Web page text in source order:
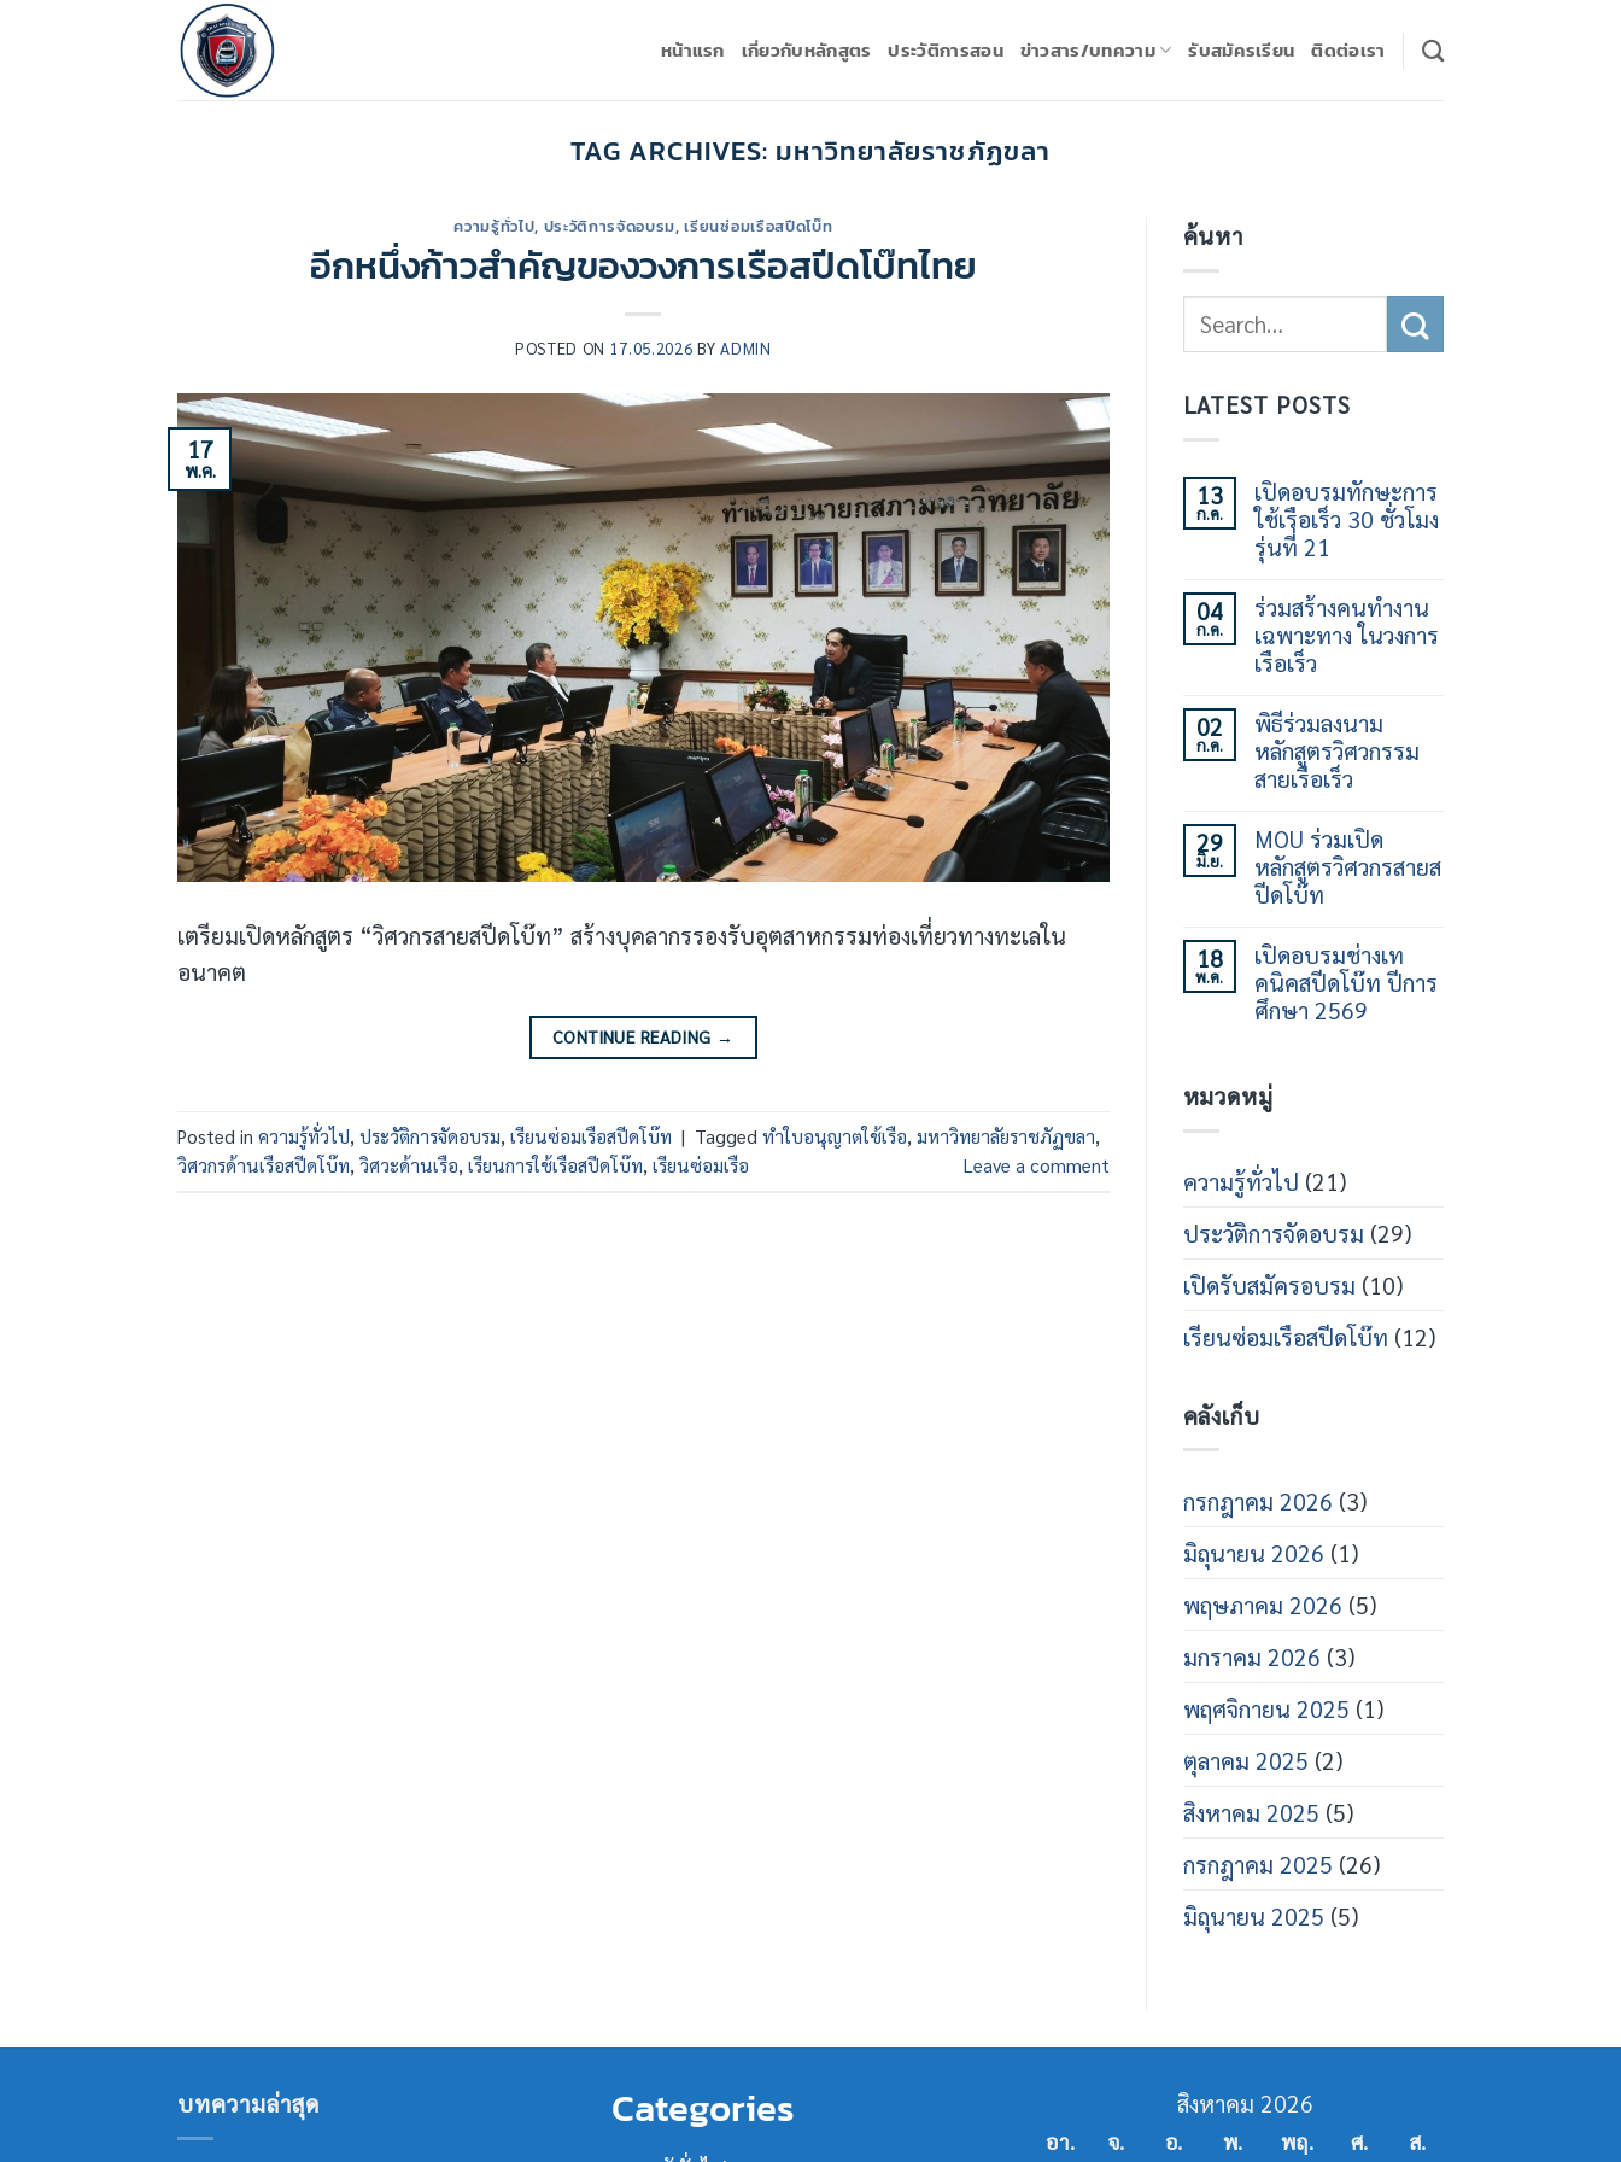
หน้าแรก เกี่ยวกับหลักสูตร ประวัติการสอน ข่าวสาร/บทความ รับสมัครเรียน ติดต่อเรา
TAG ARCHIVES: มหาวิทยาลัยราชภัฏขลา
ความรู้ทั่วไป, ประวัติการจัดอบรม,เรียนซ่อมเรือสปีดโบ๊ท
อีกหนึ่งก้าวสำคัญของวงการเรือสปีดโบ๊ทไทย
POSTED ON 17.05.2026 BYADMIN
17
พ.ค.
เตรียมเปิดหลักสูตร “วิศวกรสายสปีดโบ๊ท” สร้างบุคลากรรองรับอุตสาหกรรมท่องเที่ยวทางทะเลใน
อนาคต
CONTINUE READING →
Posted in ความรู้ทั่วไป, ประวัติการจัดอบรม, เรียนซ่อมเรือสปีดโบ๊ท | Tagged ทำใบอนุญาตใช้เรือ, มหาวิทยาลัยราชภัฏขลา,
วิศวกรด้านเรือสปีดโบ๊ท, วิศวะด้านเรือ, เรียนการใช้เรือสปีดโบ๊ท, เรียนซ่อมเรือ Leave a comment
ค้นหา
LATEST POSTS
13
ก.ค.
เปิดอบรมทักษะการ
ใช้เรือเร็ว 30 ชั่วโมง
รุ่นที่ 21
ความ
เห็น
บน
เปิด
อบรม
การ
ใช้
เรือ
เร็ว
30
ที่
21
04
ก.ค.
ร่วมสร้างคนทำงาน
เฉพาะทาง ในวงการ
เรือเร็ว
ความ
เห็น
บน
ร่วม
สร้าง
เฉพาะ
ทาง
ใน
วงการ
เร็ว
02
ก.ค.
พิธีร่วมลงนาม
หลักสูตรวิศวกรรม
สายเรือเร็ว
เห็น
บน
พิธี
ร่วม
นาม
หลักสูตร
วิศวกรรม
สาย
เรือ
29
มิ.ย.
MOU ร่วมเปิด
หลักสูตรวิศวกรสายส
ปีดโบ๊ท
ความ
เห็น
บน
MOU
ร่วม
กร
สาย
โบ๊ท
18
พ.ค.
เปิดอบรมช่างเท
คนิคสปีดโบ๊ท ปีการ
ศึกษา 2569
บน
เปิด
เท
คนิคส
โบ๊ท
ปี
ศึกษา
หมวดหมู่
ความรู้ทั่วไป (21)
ประวัติการจัดอบรม (29)
เปิดรับสมัครอบรม (10)
เรียนซ่อมเรือสปีดโบ๊ท (12)
คลังเก็บ
กรกฎาคม 2026 (3)
มิถุนายน 2026 (1)
พฤษภาคม 2026 (5)
มกราคม 2026 (3)
พฤศจิกายน 2025 (1)
ตุลาคม 2025 (2)
สิงหาคม 2025 (5)
กรกฎาคม 2025 (26)
มิถุนายน 2025 (5)
บทความล่าสุด Categories สิงหาคม 2026
อา. จ. อ. พ. พฤ. ศ. ส.